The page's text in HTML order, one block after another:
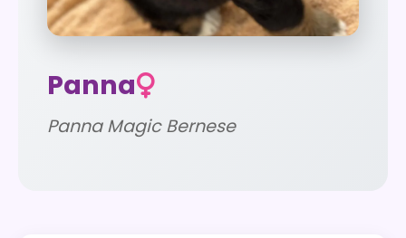
Panna
Panna Magic Bernese